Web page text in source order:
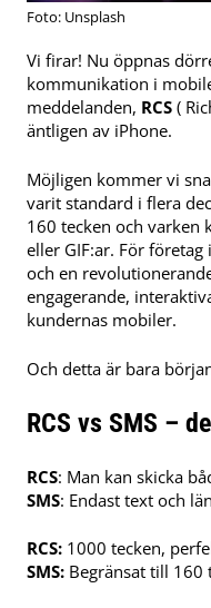
Foto: Unsplash
Vi firar! Nu öppnas
kommunikation i
meddelanden, RCS (
äntligen av iPhone.
Möjligen kommer vi
varit standard i flera
160 tecken och varken
eller GIF:ar. För
och en
engagerande,
kundernas mobiler.
Och detta är bara
RCS vs SMS –
RCS: Man kan skicka
SMS: Endast text och
RCS: 1000 tecken,
SMS: Begränsat till 160